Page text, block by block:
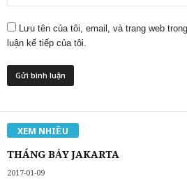
Lưu tên của tôi, email, và trang web
luận kế tiếp của tôi.
XEM NHIỀU
THÁNG BẢY JAKARTA
2017-01-09